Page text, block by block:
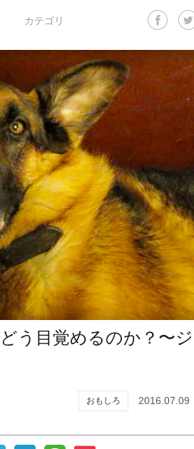
カテゴリ
う目覚めるのか？〜ジ
おもしろ 2016.07.09